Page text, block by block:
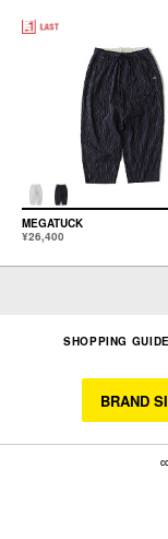
MEGATUCK
¥26,400
SHOPPING GUIDE
BRAND